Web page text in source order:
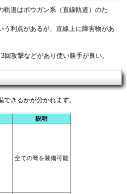
軌道はボウガン系（直線軌道）のた
う利点があるが、直線上に障害物があ
攻撃などがあり使い勝手が良い。
きるかが分かれます。
説明
全ての弩を装備可能